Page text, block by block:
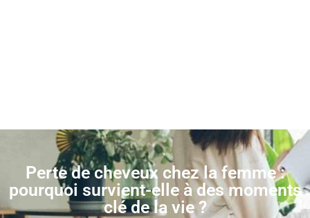
Perte de cheveux chez la femme :
pourquoi survient-elle à des moments
clé de la vie ?